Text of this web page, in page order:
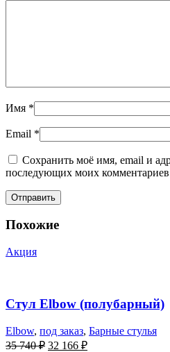
Имя *
Email *
Сохранить моё имя, email и
последующих моих
Похожие
Акция
Стул Elbow (полубарный)
Elbow, под заказ, Барные стулья
35 740₽ 32 166 ₽